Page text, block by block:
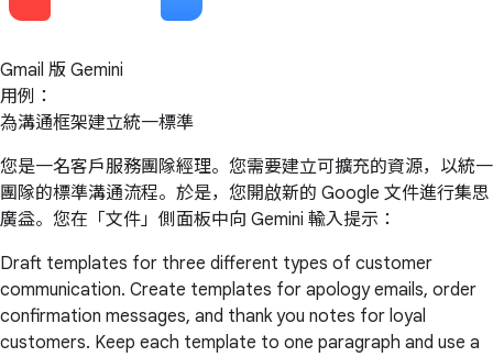
Gmail 版 Gemini
用例：
為溝通框架建立統一標準
您是一名客戶服務團隊經理。您需要建立可擴充的資源，以統一
團隊的標準溝通流程。於是，您開啟新的 Google 文件進行集思
廣益。您在「文件」側面板中向 Gemini 輸入提示：
Draft templates for three different types of customer
communication. Create templates for apology emails, order
confirmation messages, and thank you notes for loyal
customers. Keep each template to one paragraph and use a